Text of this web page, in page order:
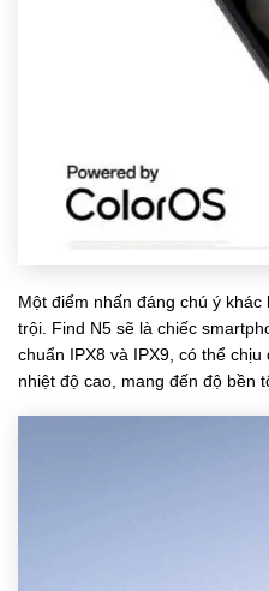
Một điểm nhấn đáng chú ý
trội. Find N5 sẽ là chiếc
chuẩn IPX8 và IPX9, có thể
nhiệt độ cao, mang đến độ bền